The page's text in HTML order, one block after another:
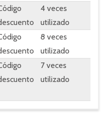
4 veces
utilizado
8 veces
utilizado
7 veces
utilizado